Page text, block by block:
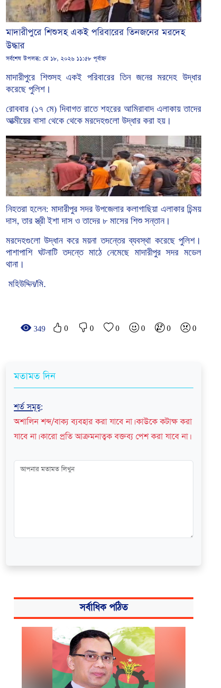
মাদারীপুরে শিশুসহ একই পরিবারের তিনজনের মরদেহ
উদ্ধার
সর্বশেষ উপলব্ধ: মে ১৮, ২০২৬ ১১:৫৮ পূর্বাহ্ন
মাদারীপুরে শিশুসহ একই পরিবারের তিন জনের মরদেহ উদ্ধার
করেছে পুলিশ।
রোববার (১৭ মে) দিবাগত রাতে শহরের আমিরাবাদ এলাকায় তাদের
আত্মীয়ের বাসা থেকে থেকে মরদেহগুলো উদ্ধার করা হয়।
নিহতরা হলেন: মাদারীপুর সদর উপজেলার কলাগাছিয়া এলাকার চিন্ময়
দাস,তার স্ত্রী ইশা দাস ও তাদের ৮ মাসের শিশু সন্তান।
মরদেহগুলো উদ্ধান করে ময়না তদন্তের ব্যবস্থা করেছে পুলিশ।
পাশাপাশি ঘটনাটি তদন্তে মাঠে নেমেছে মাদারীপুর সদর মডেল
থানা।
মহিউদ্দিন/মি.
349 0 0 0 0 0 0
মতামত দিন
শর্ত সমূহ:
অশালিন শব্দ/বাক্য ব্যবহার করা যাবে না। কাউকে কটাক্ষ করা
যাবে না। কারো প্রতি আক্রমনাত্বক বক্তব্য পেশ করা যাবে না।
সর্বাধিক পঠিত